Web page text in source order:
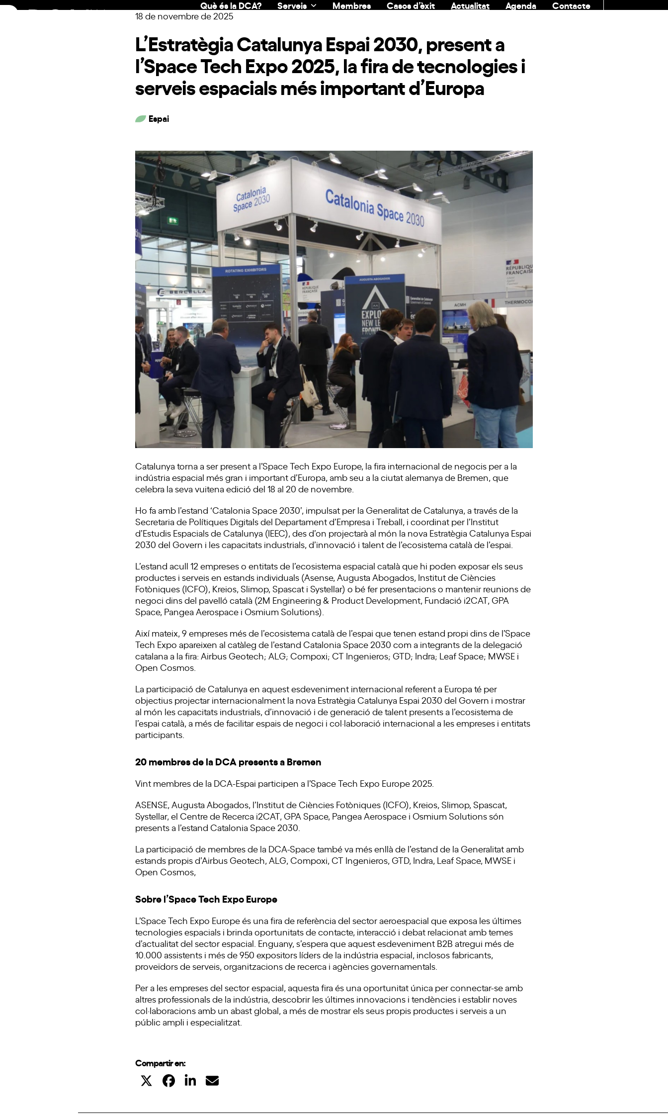
Skip
Què és la DCA? Serveis Membres Casos d’èxit Actualitat Agenda
Contacte
18 de novembre de 2025
L’Estratègia Catalunya Espai 2030, present a
l’Space Tech Expo 2025, la fira de tecnologies i
serveis espacials més important d’Europa
Espai
Catalunya torna a ser present a l’Space Tech Expo Europe, la fira internacional de negocis per a la
indústria espacial més gran i important d’Europa, amb seu a la ciutat alemanya de Bremen, que
celebra la seva vuitena edició del 18 al 20 de novembre.
Ho fa amb l’estand ‘Catalonia Space 2030’, impulsat per la Generalitat de Catalunya, a través de la
Secretaria de Polítiques Digitals del Departament d’Empresa i Treball, i coordinat per l’Institut
d’Estudis Espacials de Catalunya (IEEC), des d’on projectarà al món la nova Estratègia Catalunya Espai
2030 del Govern i les capacitats industrials, d’innovació i talent de l’ecosistema català de l’espai.
L’estand acull 12 empreses o entitats de l’ecosistema espacial català que hi poden exposar els seus
productes i serveis en estands individuals (Asense, Augusta Abogados, Institut de Ciències
Fotòniques (ICFO), Kreios, Slimop, Spascat i Systellar) o bé fer presentacions o mantenir reunions de
negoci dins del pavelló català (2M Engineering & Product Development, Fundació i2CAT, GPA
Space, Pangea Aerospace i Osmium Solutions).
Així mateix, 9 empreses més de l’ecosistema català de l’espai que tenen estand propi dins de l’Space
Tech Expo apareixen al catàleg de l’estand Catalonia Space 2030 com a integrants de la delegació
catalana a la fira: Airbus Geotech; ALG; Compoxi; CT Ingenieros; GTD; Indra; Leaf Space; MWSE i
Open Cosmos.
La participació de Catalunya en aquest esdeveniment internacional referent a Europa té per
objectius projectar internacionalment la nova Estratègia Catalunya Espai 2030 del Govern i mostrar
al món les capacitats industrials, d’innovació i de generació de talent presents a l’ecosistema de
l’espai català, a més de facilitar espais de negoci i col·laboració internacional a les empreses i entitats
participants.
20 membres de la DCA presents a Bremen
Vint membres de la DCA-Espai participen a l’Space Tech Expo Europe 2025.
ASENSE, Augusta Abogados, l’Institut de Ciències Fotòniques (ICFO), Kreios, Slimop, Spascat,
Systellar, el Centre de Recerca i2CAT, GPA Space, Pangea Aerospace i Osmium Solutions són
presents a l’estand Catalonia Space 2030.
La participació de membres de la DCA-Space també va més enllà de l’estand de la Generalitat amb
estands propis d’Airbus Geotech, ALG, Compoxi, CT Ingenieros, GTD, Indra, Leaf Space, MWSE i
Open Cosmos,
Sobre l’Space Tech Expo Europe
L’Space Tech Expo Europe és una fira de referència del sector aeroespacial que exposa les últimes
tecnologies espacials i brinda oportunitats de contacte, interacció i debat relacionat amb temes
d’actualitat del sector espacial. Enguany, s’espera que aquest esdeveniment B2B atregui més de
10.000 assistents i més de 950 expositors líders de la indústria espacial, inclosos fabricants,
proveïdors de serveis, organitzacions de recerca i agències governamentals.
Per a les empreses del sector espacial, aquesta fira és una oportunitat única per connectar-se amb
altres professionals de la indústria, descobrir les últimes innovacions i tendències i establir noves
col·laboracions amb un abast global, a més de mostrar els seus propis productes i serveis a un
públic ampli i especialitzat.
Compartir en: